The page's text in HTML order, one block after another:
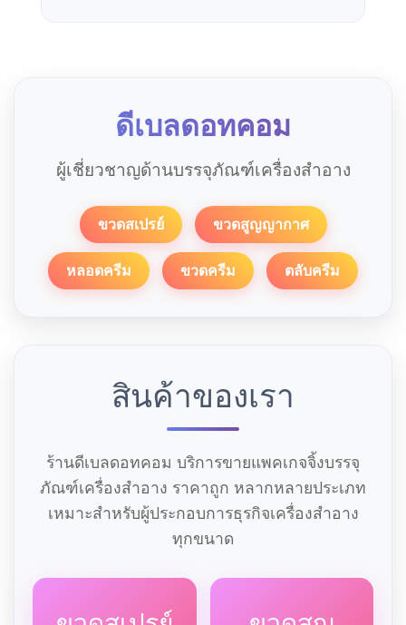
ดีเบลดอทคอม
ผู้เชี่ยวชาญด้านบรรจุภัณฑ์เครื่องสำอาง
ขวดสเปรย์ ขวดสูญญากาศ
หลอดครีม ขวดครีม ตลับครีม
สินค้าของเรา
ร้านดีเบลดอทคอม บริการขายแพคเกจจิ้งบรรจุ
ภัณฑ์เครื่องสำอาง ราคาถูก หลากหลายประเภท
เหมาะสำหรับผู้ประกอบการธุรกิจเครื่องสำอาง
ทุกขนาด